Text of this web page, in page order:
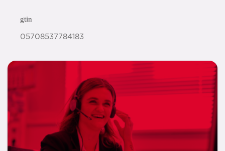
gtin
05708537784183